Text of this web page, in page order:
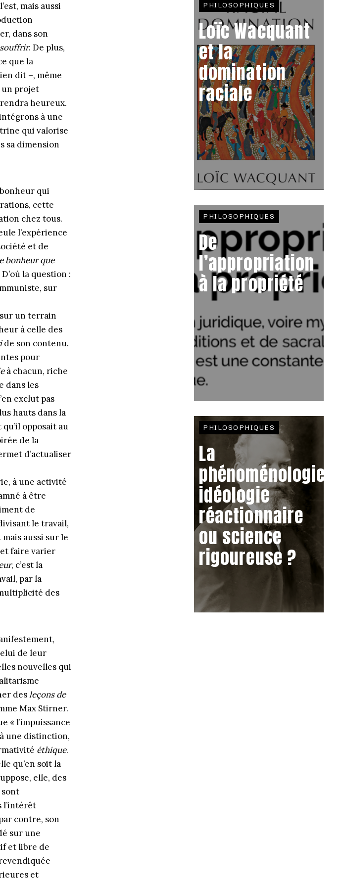
mais aussi
dans son
souffrir. De plus,
que la
dit –, même
un projet
rendra heureux.
à une
qui valorise
sa dimension
qui
cette
chez tous.
l’expérience
et de
bonheur que
la question :
sur
un terrain
à celle des
de son contenu.
pour
à chacun, riche
dans les
exclut pas
hauts dans la
opposait au
de la
d’actualiser
à une activité
à être
de
le travail,
aussi sur le
et faire varier
, c’est la
par la
des
de leur
nouvelles qui
desleçons de
Max Stirner.
« l’impuissance
une distinction,
éthique.
qu’en soit la
elle, des
l’intérêt
contre, son
sur une
et libre de
et
PHILOSOPHIQUES
Loïc Wacquant
et la
domination
raciale
PHILOSOPHIQUES
De
l’appropriation
à la propriété
PHILOSOPHIQUES
La
phénoménologie,
idéologie
réactionnaire
ou science
rigoureuse ?